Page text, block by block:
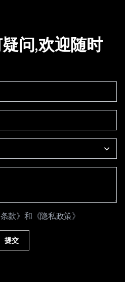
问,欢迎随时
款》 和 《隐私政策》
提交